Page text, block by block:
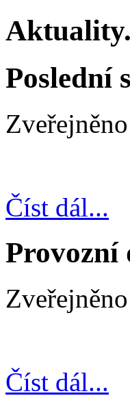
Poslední
Číst dál...
Provozní
Číst dál...